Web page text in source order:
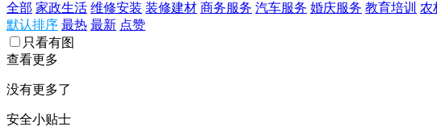
全部 家政生活 维修安装 装修建材 商务服务 汽车服务 婚庆服务 教育培训 农
默认排序 最热 最新 点赞
只看有图
查看更多
没有更多了
安全小贴士